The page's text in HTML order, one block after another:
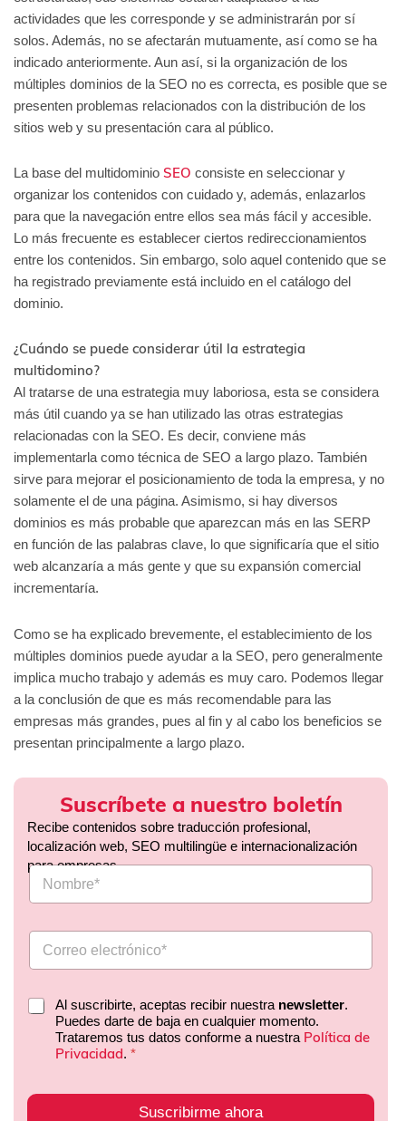
actividades que les corresponde y se administrarán por sí
solos. Además, no se afectarán mutuamente, así como se ha
indicado anteriormente. Aun así, si la organización de los
múltiples dominios de la SEO no es correcta, es posible que se
presenten problemas relacionados con la distribución de los
sitios web y su presentación cara al público.
La base del multidominio SEO consiste en seleccionar y
organizar los contenidos con cuidado y, además, enlazarlos
para que la navegación entre ellos sea más fácil y accesible.
Lo más frecuente es establecer ciertos redireccionamientos
entre los contenidos. Sin embargo, solo aquel contenido que se
ha registrado previamente está incluido en el catálogo del
dominio.
¿Cuándo se puede considerar útil la estrategia
multidomino?
Al tratarse de una estrategia muy laboriosa, esta se considera
más útil cuando ya se han utilizado las otras estrategias
relacionadas con la SEO. Es decir, conviene más
implementarla como técnica de SEO a largo plazo. También
sirve para mejorar el posicionamiento de toda la empresa, y no
solamente el de una página. Asimismo, si hay diversos
dominios es más probable que aparezcan más en las SERP
en función de las palabras clave, lo que significaría que el sitio
web alcanzaría a más gente y que su expansión comercial
incrementaría.
Como se ha explicado brevemente, el establecimiento de los
múltiples dominios puede ayudar a la SEO, pero generalmente
implica mucho trabajo y además es muy caro. Podemos llegar
a la conclusión de que es más recomendable para las
empresas más grandes, pues al fin y al cabo los beneficios se
presentan principalmente a largo plazo.
Suscríbete a nuestro boletín
Recibe contenidos sobre traducción profesional,
localización web, SEO multilingüe e internacionalización
para empresas.
Al suscribirte, aceptas recibir nuestra newsletter.
Puedes darte de baja en cualquier momento.
Trataremos tus datos conforme a nuestra Política de
Privacidad. *
Suscribirme ahora